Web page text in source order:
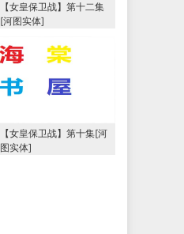
【女皇保卫战】第十二集
[河图实体]
【女皇保卫战】第十集[河
图实体]